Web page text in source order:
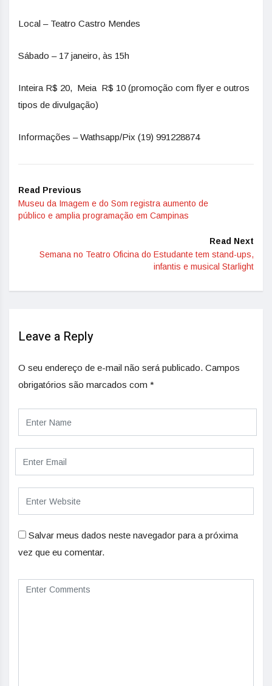
Local – Teatro Castro Mendes
Sábado – 17 janeiro, às 15h
Inteira R$ 20, Meia R$ 10 (promoção com flyer e outros
tipos de divulgação)
Informações – Wathsapp/Pix (19) 991228874
Read Previous
Museu da Imagem e do Som registra aumento de
público e amplia programação em Campinas
Read Next
Semana no Teatro Oficina do Estudante tem stand-ups,
infantis e musical Starlight
Leave a Reply
O seu endereço de e-mail não será publicado. Campos
obrigatórios são marcados com *
Salvar meus dados neste navegador para a próxima
vez que eu comentar.